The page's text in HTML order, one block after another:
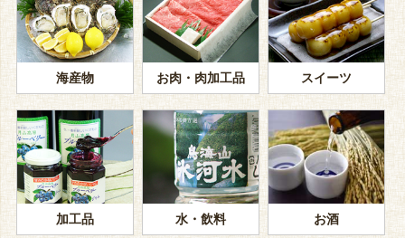
海産物 お肉・肉加工品 スイーツ
加工品 水・飲料 お酒